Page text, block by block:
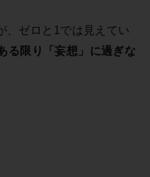
、ゼロと1では見えてい
る限り「妄想」に過ぎな